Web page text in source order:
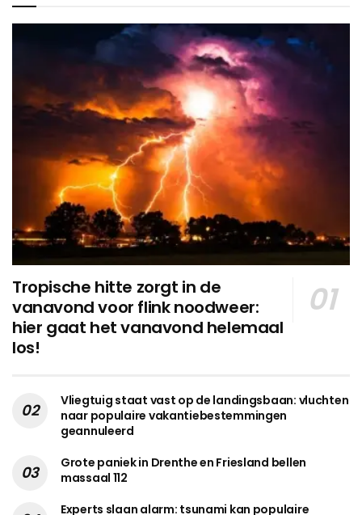
Tropische hitte zorgt in de
vanavond voor flink noodweer:
hier gaat het vanavond helemaal
los!
Vliegtuig staat vast op de landingsbaan: vluchten
naar populaire vakantiebestemmingen
geannuleerd
Grote paniek in Drenthe en Friesland bellen
massaal 112
Experts slaan alarm: tsunami kan populaire